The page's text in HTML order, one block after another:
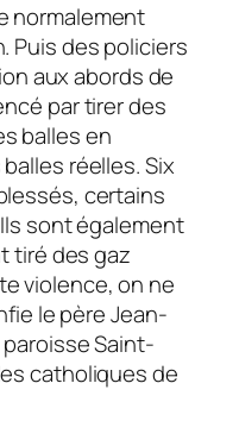
normalement
Puis des policiers
aux abords de
par tirer des
balles en
réelles. Six
certains
sont également
tiré des gaz
violence, on ne
le père Jean-
Saint-
catholiques de